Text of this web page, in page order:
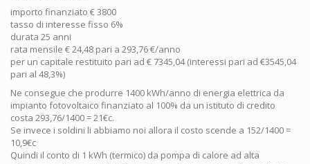
importo finanziato € 3800
tasso di interesse fisso 6%
durata 25 anni
rata mensile € 24,48 pari a 293,76 €/anno
per un capitale restituito pari ad € 7345,04 (interessi pari ad €3545,04
pari al 48,3%)
Ne consegue che produrre 1400 kWh/anno di energia elettrica da
impianto fotovoltaico finanziato al 100% da un istituto di credito
costa 293,76/1400 = 21€c.
Se invece i soldini li abbiamo noi allora il costo scende a 152/1400 =
10,9€c
Quindi il conto di 1 kWh (termico) da pompa di calore ad alta